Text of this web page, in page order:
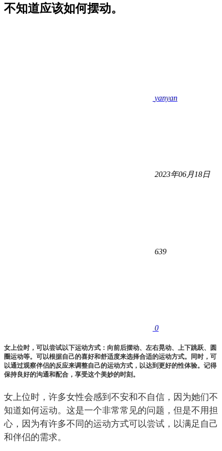
不知道应该如何摆动。
yanyan
2023年06月18日
639
0
女上位时，可以尝试以下运动方式：向前后摆动、左右晃动、上下跳跃、圆
圈运动等。可以根据自己的喜好和舒适度来选择合适的运动方式。同时，可
以通过观察伴侣的反应来调整自己的运动方式，以达到更好的性体验。记得
保持良好的沟通和配合，享受这个美妙的时刻。
女上位时，许多女性会感到不安和不自信，因为她们不
知道如何运动。这是一个非常常见的问题，但是不用担
心，因为有许多不同的运动方式可以尝试，以满足自己
和伴侣的需求。